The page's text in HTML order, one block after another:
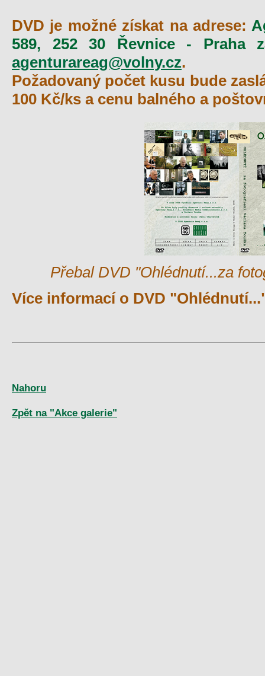
DVD je možné získat na adrese:
589, 252 30 Řevnice - Praha
agenturareag@volny.cz.
Požadovaný počet kusu bude
100 Kč/ks a cenu balného a
Přebal DVD "Ohlédnutí...za
Více informací o DVD
Nahoru
Zpět na "Akce galerie"